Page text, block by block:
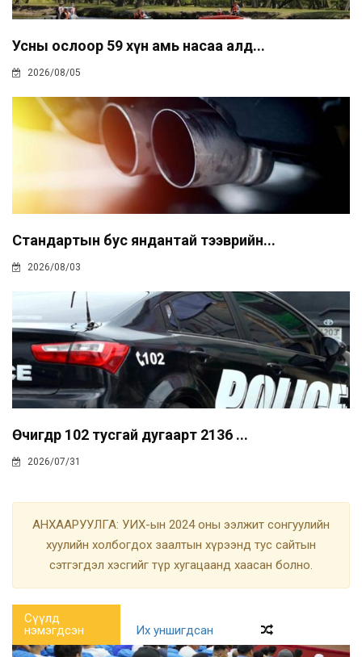
Усны ослоор 59 хүн амь насаа алд...
2026/08/05
Стандартын бус яндантай тээврийн...
2026/08/03
Өчигдөр 102 тусгай дугаарт 2136 ...
2026/07/31
АНХААРУУЛГА: УИХ-ын 2024 оны ээлжит сонгуулийн
хуулийн холбогдох заалтын хүрээнд тус сайтын
сэтгэгдэл хэсгийг түр хугацаанд хаасан болно.
Сүүлд
нэмэгдсэн
Их уншигдсан